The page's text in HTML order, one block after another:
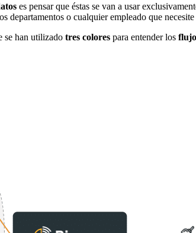
es pensar que éstas se van a usar
o cualquier empleado que
se han utilizado tres colores para entender los